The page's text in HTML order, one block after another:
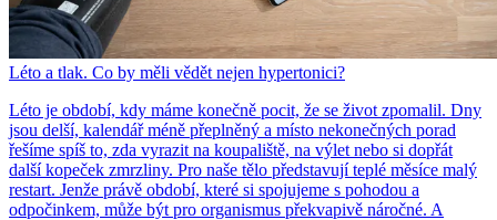
Léto a tlak. Co by měli vědět nejen hypertonici?
Léto je období, kdy máme konečně pocit, že se život zpomalil. Dny
jsou delší, kalendář méně přeplněný a místo nekonečných porad
řešíme spíš to, zda vyrazit na koupaliště, na výlet nebo si dopřát
další kopeček zmrzliny. Pro naše tělo představují teplé měsíce malý
restart. Jenže právě období, které si spojujeme s pohodou a
odpočinkem, může být pro organismus překvapivě náročné. A